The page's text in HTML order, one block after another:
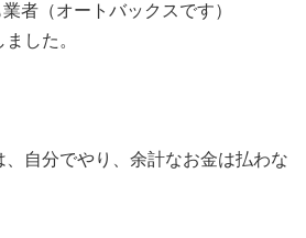
者（オートバックスです）
した。
、自分でやり、余計なお金は払わな